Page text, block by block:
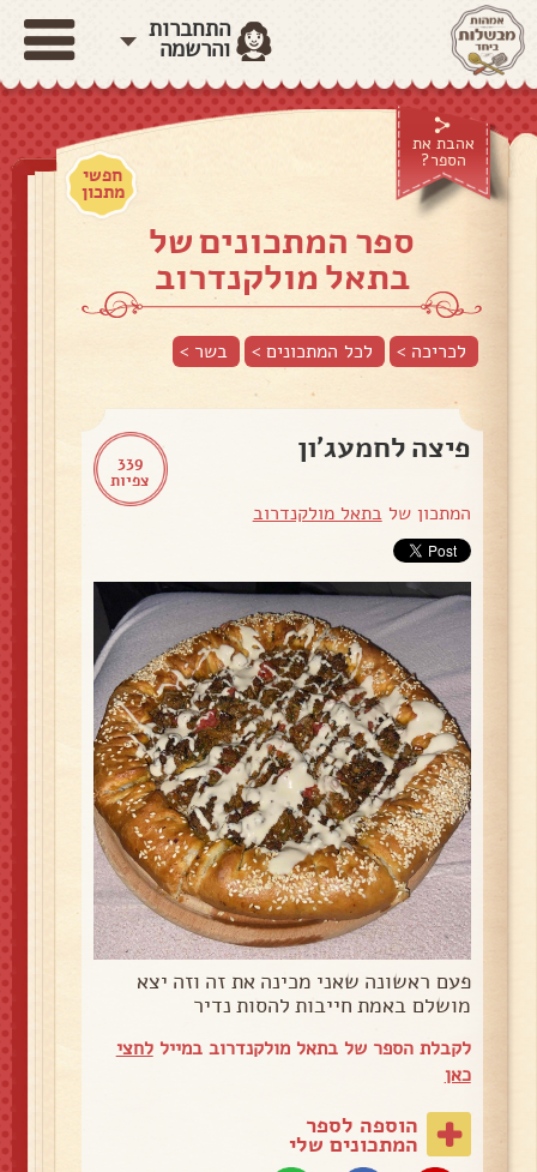
התחברות
והרשמה
אהבת את
הספר?
חפשי
מתכון
ספר המתכונים של
בתאל מולקנדרוב
לכריכה > לכל המתכונים > בשר >
339
צפיות
פיצה לחמעג׳ון
המתכון שלבתאל מולקנדרוב
פעם ראשונה שאני מכינה את זה וזה יצא
מושלם באמת חייבות להסות נדיר
לקבלת הספר של בתאל מולקנדרוב במייללחצי
כאן
הוספה לספר
המתכונים שלי